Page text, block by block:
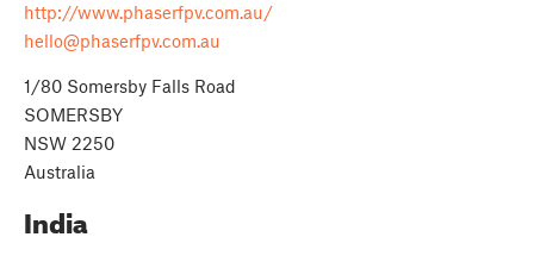
http://www.phaserfpv.com.au/
hello@phaserfpv.com.au
1/80 Somersby Falls Road
SOMERSBY
NSW 2250
Australia
India